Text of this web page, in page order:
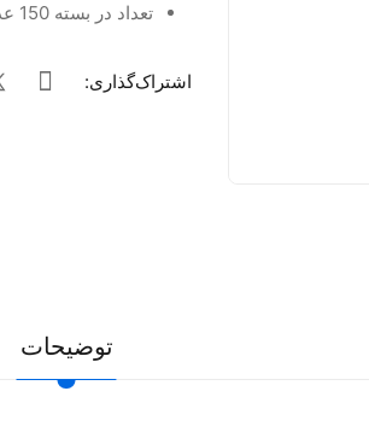
تعداد در بسته 150 عددی
اشتراک‌گذاری:
توضیحات